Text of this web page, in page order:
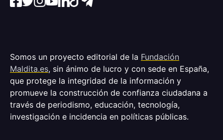
Somos un proyecto editorial de la Fundación
Maldita.es, sin ánimo de lucro y con sede en España,
que protege la integridad de la información y
promueve la construcción de confianza ciudadana a
través de periodismo, educación, tecnología,
investigación e incidencia en políticas públicas.